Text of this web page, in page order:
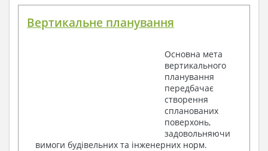
Вертикальне планування
Основна мета
вертикального
планування
передбачає
створення
спланованих
поверхонь,
задовольняючи
вимоги будівельних та інженерних норм.